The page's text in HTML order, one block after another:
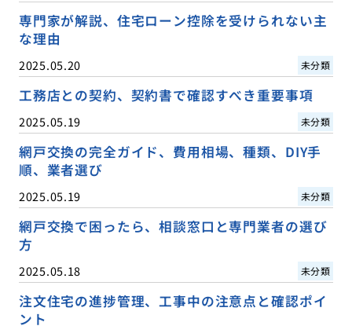
専門家が解説、住宅ローン控除を受けられない主
な理由
2025.05.20 未分類
工務店との契約、契約書で確認すべき重要事項
2025.05.19 未分類
網戸交換の完全ガイド、費用相場、種類、DIY手
順、業者選び
2025.05.19 未分類
網戸交換で困ったら、相談窓口と専門業者の選び
方
2025.05.18 未分類
注文住宅の進捗管理、工事中の注意点と確認ポイ
ント